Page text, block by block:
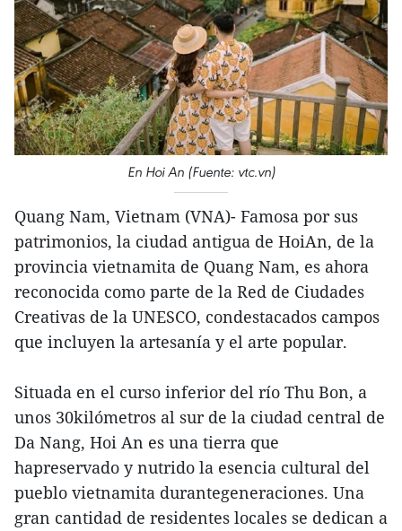
En Hoi An (Fuente: vtc.vn)
Quang Nam, Vietnam (VNA)- Famosa por sus
patrimonios, la ciudad antigua de HoiAn, de la
provincia vietnamita de Quang Nam, es ahora
reconocida como parte de la Red de Ciudades
Creativas de la UNESCO, condestacados campos
que incluyen la artesanía y el arte popular.
Situada en el curso inferior del río Thu Bon, a
unos 30kilómetros al sur de la ciudad central de
Da Nang, Hoi An es una tierra que
hapreservado y nutrido la esencia cultural del
pueblo vietnamita durantegeneraciones. Una
gran cantidad de residentes locales se dedican a